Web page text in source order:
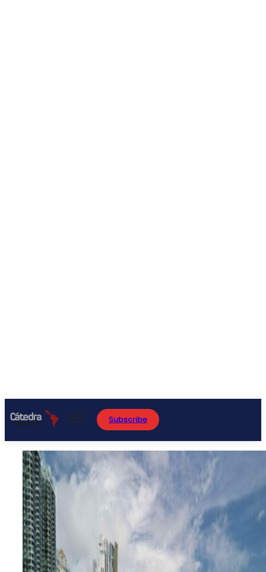
Subscribe